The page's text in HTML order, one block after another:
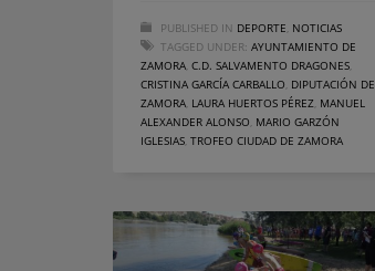
PUBLISHED IN DEPORTE, NOTICIAS
TAGGED UNDER: AYUNTAMIENTO DE
ZAMORA, C.D. SALVAMENTO DRAGONES,
CRISTINA GARCÍA CARBALLO, DIPUTACIÓN DE
ZAMORA, LAURA HUERTOS PÉREZ, MANUEL
ALEXANDER ALONSO, MARIO GARZÓN
IGLESIAS, TROFEO CIUDAD DE ZAMORA